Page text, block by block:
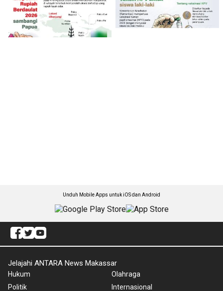
Unduh Mobile Apps untuk iOS dan Android
Jelajahi ANTARA News Makassar
Hukum
Politik
Olahraga
Internasional